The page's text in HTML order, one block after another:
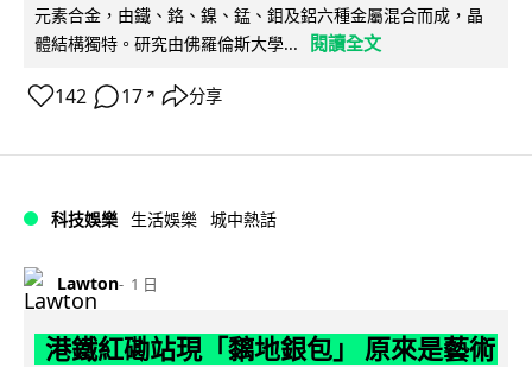
元素合金，由鐵、鉻、鎳、錳、鉬及鋁六種金屬混合而成，晶
體結構獨特。研究由佛羅倫斯大學...
閱讀全文
142 17 ↗ 分享
科技娛樂 生活娛樂 城中熱話
Lawton 1 日
港鐵紅磡站現「黐地銀包」 原來是藝術